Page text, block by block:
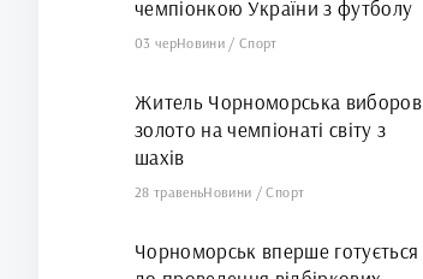
чемпіонкою України з футболу
03 черНовини /Спорт
Житель Чорноморська виборов
золото на чемпіонаті світу з
шахів
28 травеньНовини /Спорт
Чорноморськ вперше готується